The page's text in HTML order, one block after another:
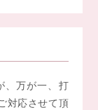
、万が一、打
対応させて頂